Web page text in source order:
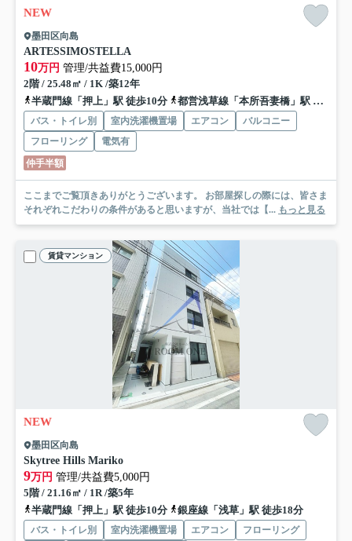
NEW
墨田区向島
ARTESSIMOSTELLA
10万円 管理/共益費15,000円
2階 / 25.48㎡ / 1K /築12年
半蔵門線「押上」駅 徒歩10分
都営浅草線「本所吾妻橋」駅 徒歩13分
バス・トイレ別 室内洗濯機置場 エアコン
バルコニー
フローリング
電気有
仲手半額
ここまでご覧頂きありがとうございます。 お部屋探しの際には、皆さま
それぞれこだわりの条件があると思いますが、当社では【... もっと見る
賃貸マンション
NEW
墨田区向島
Skytree Hills Mariko
9万円 管理/共益費5,000円
5階 / 21.16㎡ / 1R /築5年
半蔵門線「押上」駅 徒歩10分
銀座線「浅草」駅 徒歩18分
バス・トイレ別 室内洗濯機置場 エアコン
フローリング